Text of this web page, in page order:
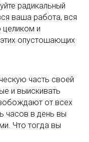
радикальный
ваша работа, вся
целиком и
опустошающих
часть своей
и выискивать
от всех
часов в день вы
Что тогда вы